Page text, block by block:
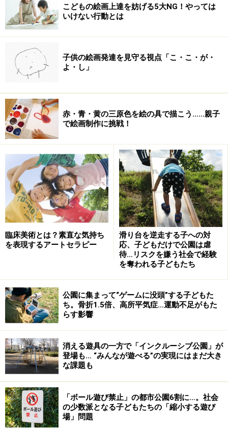
・私立中学受験へのサポートに極めて積極的
・学校外の習い事も含め、子どもに関するすべての情報
を把握している
・保護者のあしらいがうまい
・現在の学校の「お役所主義」をバカにしている。
・子どもたちに”迎合”して人気を集めている教師、教師
としての能力に劣る者には厳しく接する
・しかしその主張は極めて正しく、子どもたちの育ちの
ことを考えている
こうした教師像に対し、否定派からは「すべてを成績で
判断するなんて」「あれは子どもに対するいじめ意外の
何でもありません」という声が挙がり、賛成派からは
「よく聞けば、まっとうな主張だ」「イマドキの子ども
は、あれくらいやらなければいけない」という声が挙が
り、大論争になっているわけです。
私個人の感想としては「技術レベルの低い教師像だな
～」ということ。個々の過激なやり方はドラマの中の世
界としておいておくとして、「子どもたちの個性を無視
して自分のやり方を押しつける」というのは、一番ラク
な方法のはず。真に実力のある教師であれば、子どもの
個性を見極め、個々に最も効果的なアプローチをほどこ
すのではと思うのですが… まっ、そんな教師に、今ま
こどもの絵画上達を妨げる5大NG！やっては
いけない行動とは
子供の絵画発達を見守る視点「こ・こ・が・
よ・し」
赤・青・黄の三原色を絵の具で描こう……親子
で絵画制作に挑戦！
臨床美術とは？素直な気持ち
を表現するアートセラピー
滑り台を逆走する子への対
応、子どもだけで公園は虐
待…リスクを嫌う社会で経験
を奪われる子どもたち
公園に集まって“ゲームに没頭”する子どもた
ち。骨折1.5倍、高所平気症…運動不足がもた
らす影響
消える遊具の一方で「インクルーシブ公園」が
登場も… “みんなが遊べる”の実現にはまだ大き
な課題も
「ボール遊び禁止」の都市公園6割に…。社会
の少数派となる子どもたちの「縮小する遊び
場」問題